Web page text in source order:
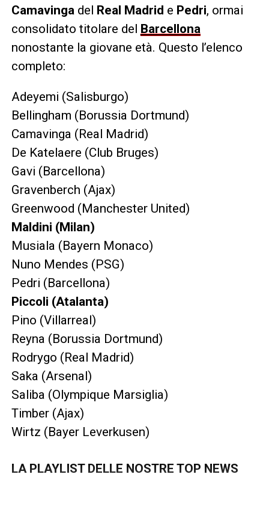
Camavingadel Real Madrid e Pedri, ormai
consolidato titolare del
Barcellona
nonostante la giovane età. Questo l’elenco
completo:
Adeyemi (Salisburgo)
Bellingham (Borussia Dortmund)
Camavinga (Real Madrid)
De Katelaere (Club Bruges)
Gavi (Barcellona)
Gravenberch (Ajax)
Greenwood (Manchester United)
Maldini (Milan)
Musiala (Bayern Monaco)
Nuno Mendes (PSG)
Pedri (Barcellona)
Piccoli (Atalanta)
Pino (Villarreal)
Reyna (Borussia Dortmund)
Rodrygo (Real Madrid)
Saka (Arsenal)
Saliba (Olympique Marsiglia)
Timber (Ajax)
Wirtz (Bayer Leverkusen)
LA PLAYLIST DELLE NOSTRE TOP NEWS